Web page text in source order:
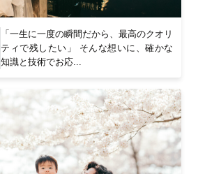
「一生に一度の瞬間だから、最高のクオリ
ティで残したい」 そんな想いに、確かな
知識と技術でお応...